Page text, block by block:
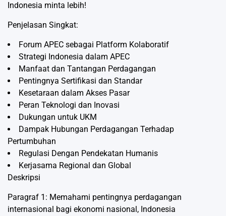
Indonesia minta lebih!
Penjelasan Singkat:
Forum APEC sebagai Platform Kolaboratif
Strategi Indonesia dalam APEC
Manfaat dan Tantangan Perdagangan
Pentingnya Sertifikasi dan Standar
Kesetaraan dalam Akses Pasar
Peran Teknologi dan Inovasi
Dukungan untuk UKM
Dampak Hubungan Perdagangan Terhadap
Pertumbuhan
Regulasi Dengan Pendekatan Humanis
Kerjasama Regional dan Global
Deskripsi
Paragraf 1: Memahami pentingnya perdagangan
internasional bagi ekonomi nasional, Indonesia